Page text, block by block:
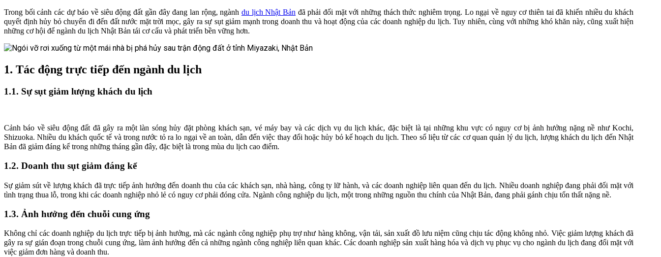
Trong bối cảnh các dự báo về siêu động đất gần đây đang lan rộng, ngành du lịch Nhật Bản đã phải đối mặt với những thách thức nghiêm trọng. Lo ngại về nguy cơ thiên tai đã khiến nhiều du khách
quyết định hủy bỏ chuyến đi đến đất nước mặt trời mọc, gây ra sự sụt giảm mạnh trong doanh thu và hoạt động của các doanh nghiệp du lịch. Tuy nhiên, cùng với những khó khăn này, cũng xuất hiện
những cơ hội để ngành du lịch Nhật Bản tái cơ cấu và phát triển bền vững hơn.
1. Tác động trực tiếp đến ngành du lịch
1.1. Sự sụt giảm lượng khách du lịch
Cảnh báo về siêu động đất đã gây ra một làn sóng hủy đặt phòng khách sạn, vé máy bay và các dịch vụ du lịch khác, đặc biệt là tại những khu vực có nguy cơ bị ảnh hưởng nặng nề như Kochi,
Shizuoka. Nhiều du khách quốc tế và trong nước tỏ ra lo ngại về an toàn, dẫn đến việc thay đổi hoặc hủy bỏ kế hoạch du lịch. Theo số liệu từ các cơ quan quản lý du lịch, lượng khách du lịch đến Nhật
Bản đã giảm đáng kể trong những tháng gần đây, đặc biệt là trong mùa du lịch cao điểm.
1.2. Doanh thu sụt giảm đáng kể
Sự giảm sút về lượng khách đã trực tiếp ảnh hưởng đến doanh thu của các khách sạn, nhà hàng, công ty lữ hành, và các doanh nghiệp liên quan đến du lịch. Nhiều doanh nghiệp đang phải đối mặt với
tình trạng thua lỗ, trong khi các doanh nghiệp nhỏ lẻ có nguy cơ phải đóng cửa. Ngành công nghiệp du lịch, một trong những nguồn thu chính của Nhật Bản, đang phải gánh chịu tổn thất nặng nề.
1.3. Ảnh hưởng đến chuỗi cung ứng
Không chỉ các doanh nghiệp du lịch trực tiếp bị ảnh hưởng, mà các ngành công nghiệp phụ trợ như hàng không, vận tải, sản xuất đồ lưu niệm cũng chịu tác động không nhỏ. Việc giảm lượng khách đã
gây ra sự gián đoạn trong chuỗi cung ứng, làm ảnh hưởng đến cả những ngành công nghiệp liên quan khác. Các doanh nghiệp sản xuất hàng hóa và dịch vụ phục vụ cho ngành du lịch đang đối mặt với
việc giảm đơn hàng và doanh thu.